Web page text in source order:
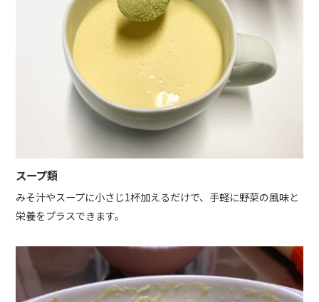
スープ類
みそ汁やスープに小さじ1杯加えるだけで、手軽に野菜の風味と
栄養をプラスできます。